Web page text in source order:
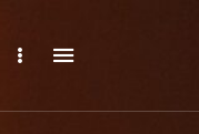
Sidebar